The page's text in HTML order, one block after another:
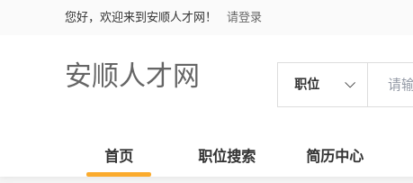
您好，欢迎来到安顺人才网！ 请登录
安顺人才网 职位
首页 职位搜索 简历中心